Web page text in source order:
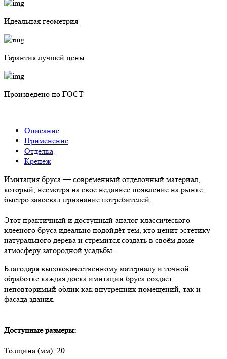
Идеальная геометрия
Гарантия лучшей цены
Произведено по ГОСТ
Описание
Применение
Отделка
Крепеж
Имитация бруса — современный отделочный материал,
который, несмотря на своё недавнее появление на рынке,
быстро завоевал признание потребителей.
Этот практичный и доступный аналог классического
клееного бруса идеально подойдёт тем, кто ценит эстетику
натурального дерева и стремится создать в своём доме
атмосферу загородной усадьбы.
Благодаря высококачественному материалу и точной
обработке каждая доска имитации бруса создаёт
неповторимый облик как внутренних помещений, так и
фасада здания.
Доступные размеры:
Толщина (мм): 20